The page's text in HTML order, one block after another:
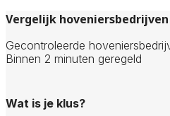
Vergelijk hoveniersbedrijven
Gecontroleerde
Binnen 2 minuten geregeld
Wat is je klus?